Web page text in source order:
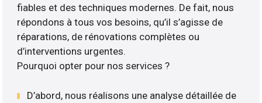
fiables et des techniques modernes. De fait, nous
répondons à tous vos besoins, qu’il s’agisse de
réparations, de rénovations complètes ou
d’interventions urgentes.
Pourquoi opter pour nos services ?
D’abord, nous réalisons une analyse détaillée de